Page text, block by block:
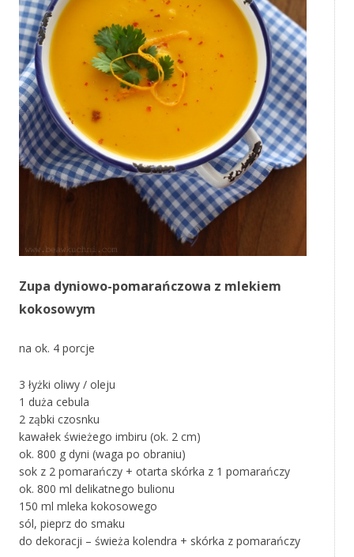
Zupa dyniowo-pomarańczowa z mlekiem
kokosowym
na ok. 4 porcje
3 łyżki oliwy / oleju
1 duża cebula
2 ząbki czosnku
kawałek świeżego imbiru (ok. 2 cm)
ok. 800 g dyni (waga po obraniu)
sok z 2 pomarańczy + otarta skórka z 1 pomarańczy
ok. 800 ml delikatnego bulionu
150 ml mleka kokosowego
sól, pieprz do smaku
do dekoracji – świeża kolendra + skórka z pomarańczy